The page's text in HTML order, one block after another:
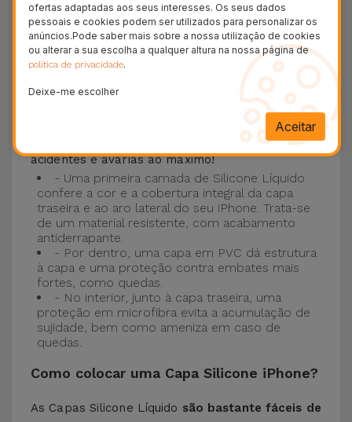
Proteção de 3 camadas com as Capas
Silicone
As nossasCapas Silicone iPhone contam com
uma construção robusta e de qualidade, com
, para evitar
acidentes e avarias ao máximo!
- Uma primeira camada de Silicone Líquido
confere a cor e a cobertura integral da capa
traseira e ao aro lateral do seu iPhone. Trata-se
de um material resistente, com acabamento
antiderrapante.
- Por dentro, uma capa em PVC dá estrutura
à capa e uma proteção contra embates mais
fortes, como quedas.
- No interior, junto à capa traseira, uma
proteção em microfibra evita a acumulação de
sujidade, bem como ameniza em caso de
quedas.
Como colocar uma Capa Silicone iPhone?
As Capas Silicone Líquido são bastante fáceis de
ofertas adaptadas aos seus interesses. Os seus dados
pessoais e cookies podem ser utilizados para personalizar os
anúncios.Pode saber mais sobre a nossa utilização de cookies
ou alterar a sua escolha a qualquer altura na nossa página de
política de privacidade.
Deixe-me escolher
Aceitar